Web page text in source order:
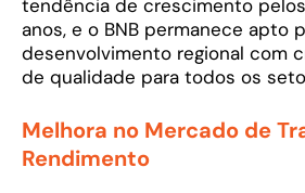
tendência de crescimento
anos, e o BNB permanece apto
desenvolvimento regional com
de qualidade para todos os
Melhora no Mercado de
Rendimento